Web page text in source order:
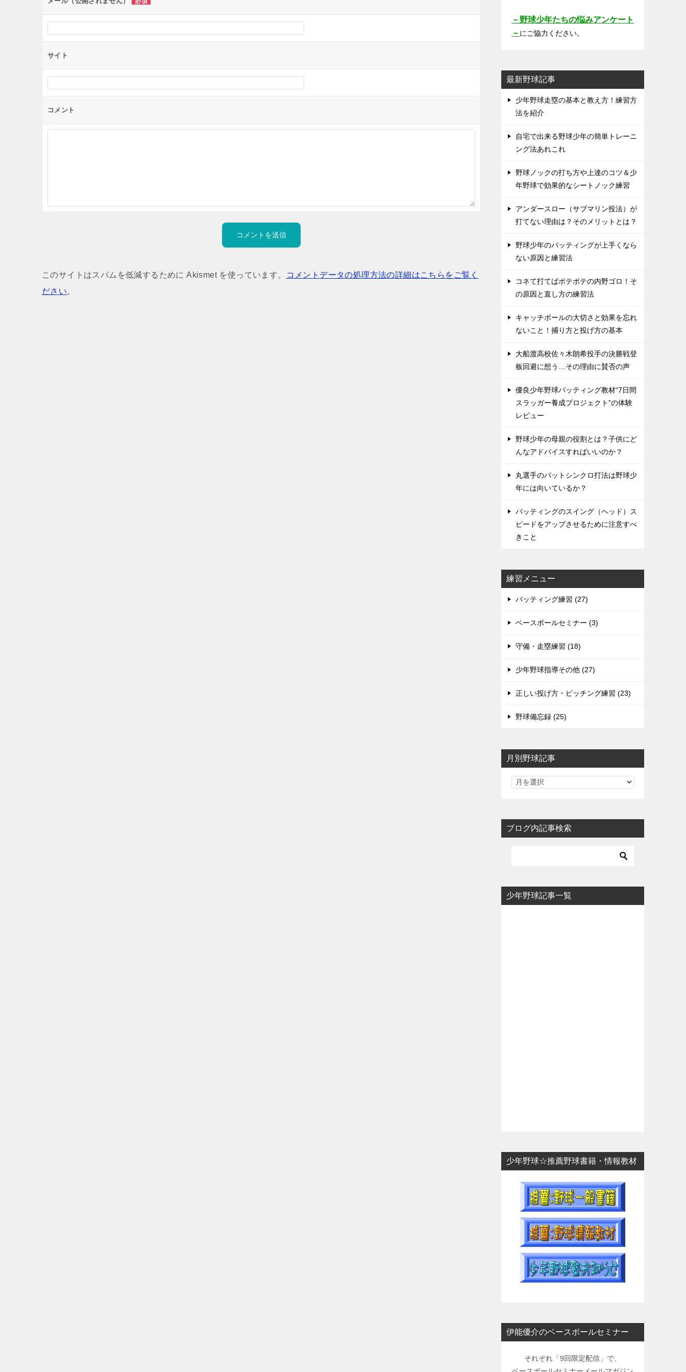
サイト
コメント
このサイトはスパムを低減するために Akismet を使っています。
コメントデータの処理方法の詳細はこちらをご覧く
ださい。
－野球少年たちの悩みアンケート
－ にご協力ください。
最新野球記事
少年野球走塁の基本と教え方！練習方
法を紹介
自宅で出来る野球少年の簡単トレーニ
ング法あれこれ
野球ノックの打ち方や上達のコツ＆少
年野球で効果的なシートノック練習
アンダースロー（サブマリン投法）が
打てない理由は？そのメリットとは？
野球少年のバッティングが上手くなら
ない原因と練習法
コネて打てばボテボテの内野ゴロ！そ
の原因と直し方の練習法
キャッチボールの大切さと効果を忘れ
ないこと！捕り方と投げ方の基本
大船渡高校佐々木朗希投手の決勝戦登
板回避に想う…その理由に賛否の声
優良少年野球バッティング教材“7日間
スラッガー養成プロジェクト”の体験
レビュー
野球少年の母親の役割とは？子供にど
んなアドバイスすればいいのか？
丸選手のバットシンクロ打法は野球少
年には向いているか？
バッティングのスイング（ヘッド）ス
ピードをアップさせるために注意すべ
きこと
練習メニュー
バッティング練習 (27)
ベースボールセミナー (3)
守備・走塁練習 (18)
少年野球指導その他 (27)
正しい投げ方・ピッチング練習 (23)
野球備忘録 (25)
月別野球記事
ブログ内記事検索
少年野球記事一覧
少年野球☆推薦野球書籍・情報教材
伊能優介のベースボールセミナー
それぞれ「9回限定配信」で、